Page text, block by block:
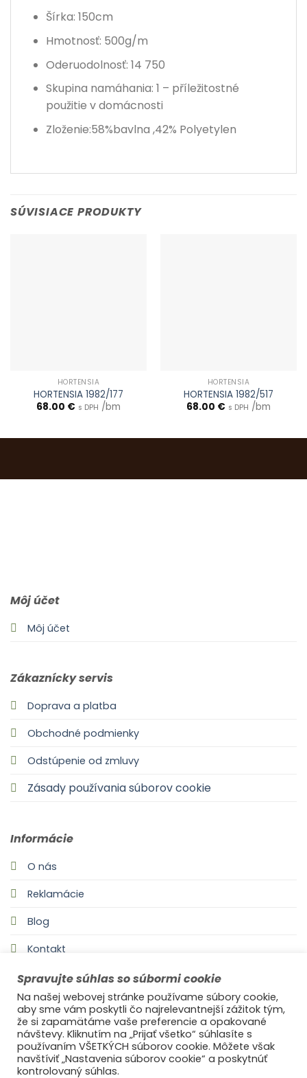
Šírka: 150cm
Hmotnosť: 500g/m
Oderuodolnosť: 14 750
Skupina namáhania: 1 – příležitostné
použitie v domácnosti
Zloženie:58%bavlna ,42% Polyetylen
SÚVISIACE PRODUKTY
HORTENSIA
HORTENSIA 1982/177
68.00 € s DPH /bm
HORTENSIA
HORTENSIA 1982/517
68.00 € s DPH /bm
Môj účet
Môj účet
Zákaznícky servis
Doprava a platba
Obchodné podmienky
Odstúpenie od zmluvy
Zásady používania súborov cookie
Informácie
O nás
Reklamácie
Blog
Kontakt
©2021Ufonaut - Webcreation
Spravujte súhlas so súbormi cookie
Na našej webovej stránke používame súbory cookie,
aby sme vám poskytli čo najrelevantnejší zážitok tým,
že si zapamätáme vaše preferencie a opakované
návštevy. Kliknutím na „Prijať všetko“ súhlasíte s
používaním VŠETKÝCH súborov cookie. Môžete však
navštíviť „Nastavenia súborov cookie“ a poskytnúť
kontrolovaný súhlas.